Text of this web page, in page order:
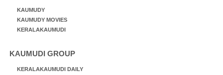
KAUMUDY
KAUMUDY MOVIES
KERALAKAUMUDI
KAUMUDI GROUP
KERALAKAUMUDI DAILY